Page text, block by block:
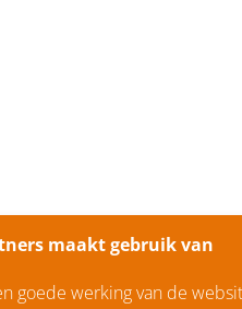
maakt gebruik van
goede werking van de